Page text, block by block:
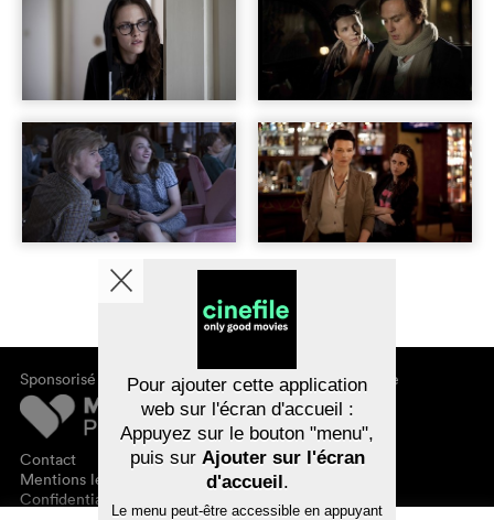
Sponsorisé par
Contact
Mentions légales
Confidentialité des données
À propos de cinefile
S'inscrire/s'abonner
Newsletter
FAQ
Bons-cadeaux
Pour ajouter cette application
web sur l'écran d'accueil :
Appuyez sur le bouton "menu",
puis sur Ajouter sur l'écran
d'accueil.
Le menu peut-être accessible en appuyant